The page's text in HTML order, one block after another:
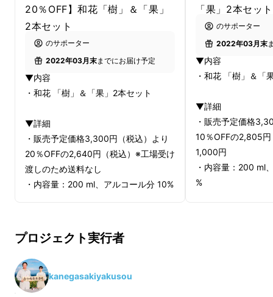
「秋」それぞれのイメージを表現。ハーブの香
りと素材の甘みが混ざり合い、穏やかな味わい
の奥に「旬」を感じるお酒です。
すいボトルサイズ（200 ml）が「和花」らし
さ。
「少しを楽しむお酒」
20％OFF】和花「樹」＆「果」
2本セット
のサポーター
2022年03月末までにお届け予定
▼内容
・和花 「樹」＆「果」2本セット
▼詳細
・販売予定価格3,300円（税込）より
20％OFFの2,640円（税込）※工場受け
渡しのため送料なし
・内容量：200 ml、アルコール分 10%
・弊社工場にて受け渡しいたします。
期間内に直接お越しいただける方のみ
ご購入ください。（岩手県胆沢郡金ケ
崎町西根下桑ノ木田30 金ケ崎薬草酒
造・事務所）
「果」2本セット
のサポーター
2022年03月末
▼内容
・和花 「樹」＆「
▼詳細
・販売予定価格
10％OFFの2,805
1,000円
・内容量：200 ml
%
プロジェクト実行者
kanegasakiyakusou